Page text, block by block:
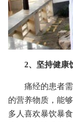
2、坚持健康
痛经的患者
的营养物质，能
多人喜欢暴饮暴